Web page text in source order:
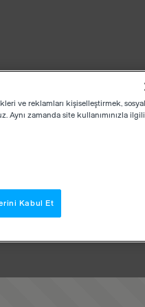
ve reklamları kişiselleştirmek, sosyal
zamanda site kullanımınızla ilgili
Kabul Et